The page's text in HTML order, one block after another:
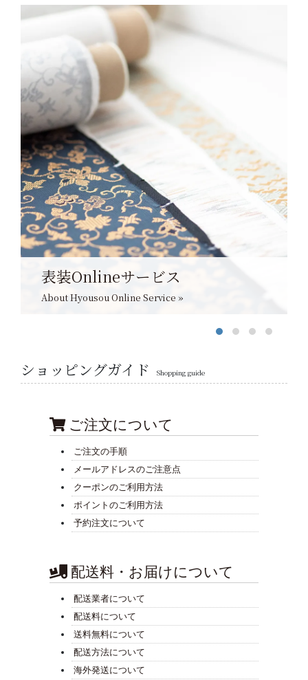
表装Onlineサービス
About Hyousou Online Service »
ショッピングガイド Shopping guide
ご注文について
ご注文の手順
メールアドレスのご注意点
クーポンのご利用方法
ポイントのご利用方法
予約注文について
配送料・お届けについて
配送業者について
配送料について
送料無料について
配送方法について
海外発送について